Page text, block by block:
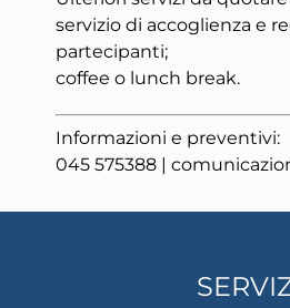
servizio di accoglienza e
partecipanti;
coffee o lunch break.
Informazioni e preventivi:
045 575388 |